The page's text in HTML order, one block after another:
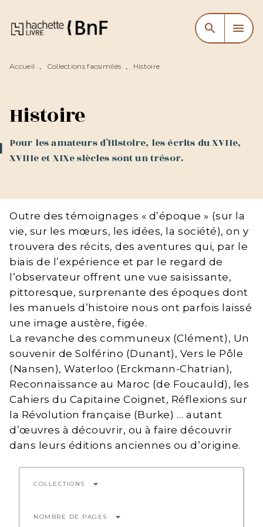
MENU RECHERCHE
CONTENU
search menu
Accueil • Collections facsimilés • Histoire
Histoire
Pour les amateurs d’Histoire, les écrits du XVIIe,
XVIIIe et XIXe siècles sont un trésor.
Outre des témoignages « d’époque » (sur la
vie, sur les mœurs, les idées, la société), on y
trouvera des récits, des aventures qui, par le
biais de l’expérience et par le regard de
l’observateur offrent une vue saisissante,
pittoresque, surprenante des époques dont
les manuels d’histoire nous ont parfois laissé
une image austère, figée.
La revanche des communeux (Clément), Un
souvenir de Solférino (Dunant), Vers le Pôle
(Nansen), Waterloo (Erckmann-Chatrian),
Reconnaissance au Maroc (de Foucauld), les
Cahiers du Capitaine Coignet, Réflexions sur
la Révolution française (Burke) … autant
d’œuvres à découvrir, ou à faire découvrir
dans leurs éditions anciennes ou d’origine.
COLLECTIONS arrow_drop_down
NOMBRE DE PAGES arrow_drop_down